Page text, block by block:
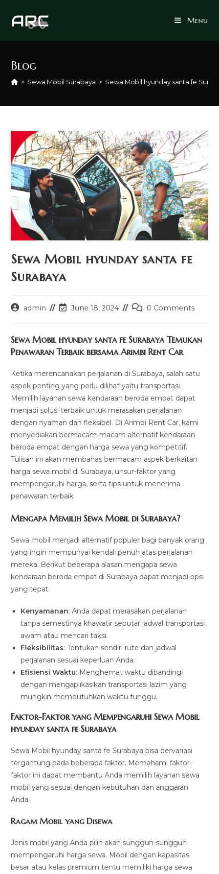
Menu
Blog
> Sewa Mobil Surabaya > Sewa Mobil hyunday santa fe
Sewa Mobil hyunday santa fe
Surabaya
Postadmin
PostJune 18, 2024
Post0 Comments
Sewa Mobil hyunday santa fe Surabaya Temukan
Penawaran Terbaik bersama Arimbi Rent Car
Ketika merencanakan perjalanan di Surabaya, salah satu
aspek penting yang perlu dilihat yaitu transportasi.
Memilih layanan sewa kendaraan beroda empat dapat
menjadi solusi terbaik untuk merasakan perjalanan
dengan nyaman dan fleksibel. Di Arimbi Rent Car, kami
menyediakan bermacam-macam alternatif kendaraan
beroda empat dengan harga sewa yang kompetitif.
Tulisan ini akan membahas bermacam aspek berkaitan
harga sewa mobil di Surabaya, unsur-faktor yang
mempengaruhi harga, serta tips untuk menerima
penawaran terbaik.
Mengapa Memilih Sewa Mobil di Surabaya?
Sewa mobil menjadi alternatif populer bagi banyak orang
yang ingin mempunyai kendali penuh atas perjalanan
mereka. Berikut beberapa alasan mengapa sewa
kendaraan beroda empat di Surabaya dapat menjadi opsi
yang tepat:
Kenyamanan: Anda dapat merasakan perjalanan
tanpa semestinya khawatir seputar jadwal transportasi
awam atau mencari taksi.
Fleksibilitas: Tentukan sendiri rute dan jadwal
perjalanan sesuai keperluan Anda.
Efisiensi Waktu: Menghemat waktu dibandingi
dengan mengaplikasikan transportasi lazim yang
mungkin membutuhkan waktu tunggu.
Faktor-Faktor yang Mempengaruhi Sewa Mobil
hyunday santa fe Surabaya
Sewa Mobil hyunday santa fe Surabaya bisa bervariasi
tergantung pada beberapa faktor. Memahami faktor-
faktor ini dapat membantu Anda memilih layanan sewa
mobil yang sesuai dengan kebutuhan dan anggaran
Anda.
Ragam Mobil yang Disewa
Jenis mobil yang Anda pilih akan sungguh-sungguh
mempengaruhi harga sewa. Mobil dengan kapasitas
besar atau kelas premium tentu memiliki harga sewa